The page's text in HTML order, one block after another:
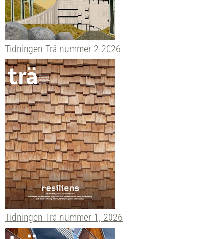
Tidningen Trä nummer 2 2026
Tidningen Trä nummer 1, 2026